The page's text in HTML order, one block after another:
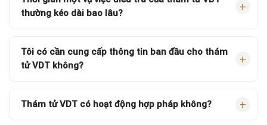
thường kéo dài bao lâu?
Tôi có cần cung cấp thông tin ban đầu cho thám
tử VDT không?
Thám tử VDT có hoạt động hợp pháp không?